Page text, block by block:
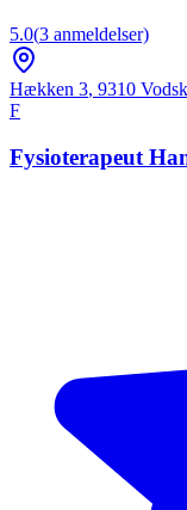
5.0(3 anmeldelser)
Hækken 3, 9310
F
Fysioterapeut